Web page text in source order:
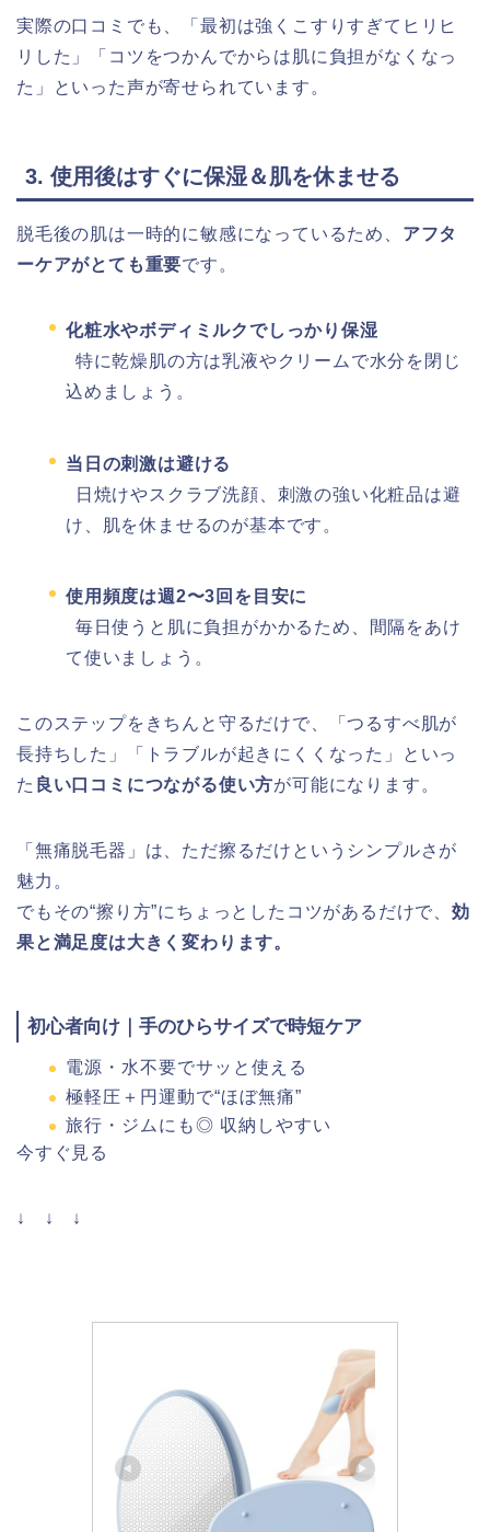
実際の口コミでも、「最初は強くこすりすぎてヒリヒ
リした」「コツをつかんでからは肌に負担がなくなっ
た」といった声が寄せられています。
3. 使用後はすぐに保湿＆肌を休ませる
脱毛後の肌は一時的に敏感になっているため、 アフタ
ーケアがとても重要です。
化粧水やボディミルクでしっかり保湿
特に乾燥肌の方は乳液やクリームで水分を閉じ
込めましょう。
当日の刺激は避ける
日焼けやスクラブ洗顔、刺激の強い化粧品は避
け、肌を休ませるのが基本です。
使用頻度は週2〜3回を目安に
毎日使うと肌に負担がかかるため、間隔をあけ
て使いましょう。
このステップをきちんと守るだけで、「つるすべ肌が
長持ちした」「トラブルが起きにくくなった」といっ
た 良い口コミにつながる使い方が可能になります。
「無痛脱毛器」は、ただ擦るだけというシンプルさが
魅力。
でもその“擦り方”にちょっとしたコツがあるだけで、 効
果と満足度は大きく変わります。
初心者向け｜手のひらサイズで時短ケア
電源・水不要でサッと使える
極軽圧＋円運動で“ほぼ無痛”
旅行・ジムにも◎ 収納しやすい
今すぐ見る
↓ ↓ ↓